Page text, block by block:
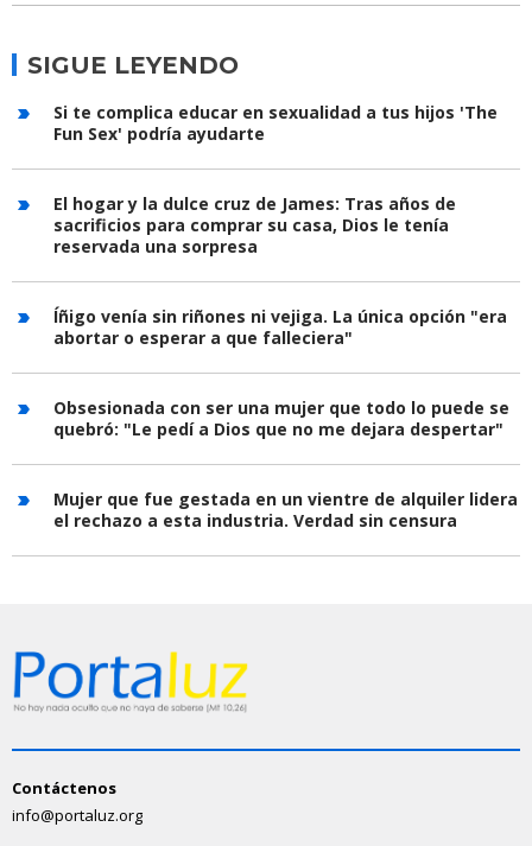
SIGUE LEYENDO
Si te complica educar en sexualidad a tus hijos 'The
Fun Sex' podría ayudarte
El hogar y la dulce cruz de James: Tras años de
sacrificios para comprar su casa, Dios le tenía
reservada una sorpresa
Íñigo venía sin riñones ni vejiga. La única opción "era
abortar o esperar a que falleciera"
Obsesionada con ser una mujer que todo lo puede se
quebró: "Le pedí a Dios que no me dejara despertar"
Mujer que fue gestada en un vientre de alquiler lidera
el rechazo a esta industria. Verdad sin censura
Contáctenos
info@portaluz.org